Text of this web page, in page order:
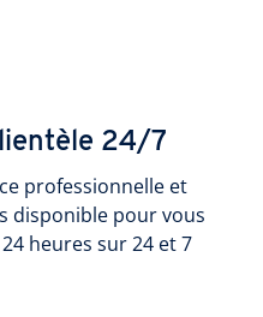
24/7
professionnelle et
disponible pour vous
heures sur 24 et 7